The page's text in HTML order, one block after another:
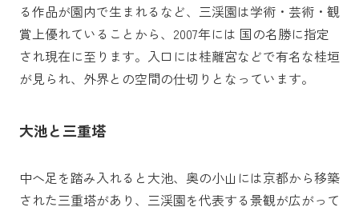
る作品が園内で生まれるなど、三渓園は学術・芸術・観
賞上優れていることから、2007年には 国の名勝に指定
され現在に至ります。入口には桂離宮などで有名な桂垣
が見られ、外界との空間の仕切りとなっています。
大池と三重塔
中へ足を踏み入れると大池、奥の小山には京都から移築
された三重塔があり、三渓園を代表する景観が広がって